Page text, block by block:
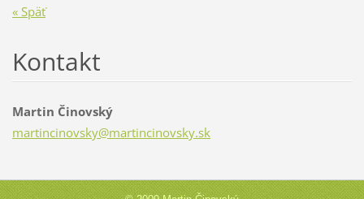
« Späť
Kontakt
Martin Činovský
martincinovsky@martincinovsky.sk